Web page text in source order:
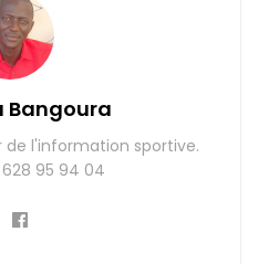
Bangoura
de l'information sportive.
95 94 04